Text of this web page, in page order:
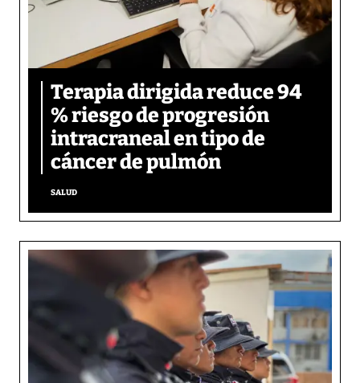
Terapia dirigida reduce 94
% riesgo de progresión
intracraneal en tipo de
cáncer de pulmón
SALUD